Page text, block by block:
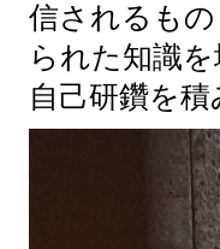
信されるも
られた知識
自己研鑽を積